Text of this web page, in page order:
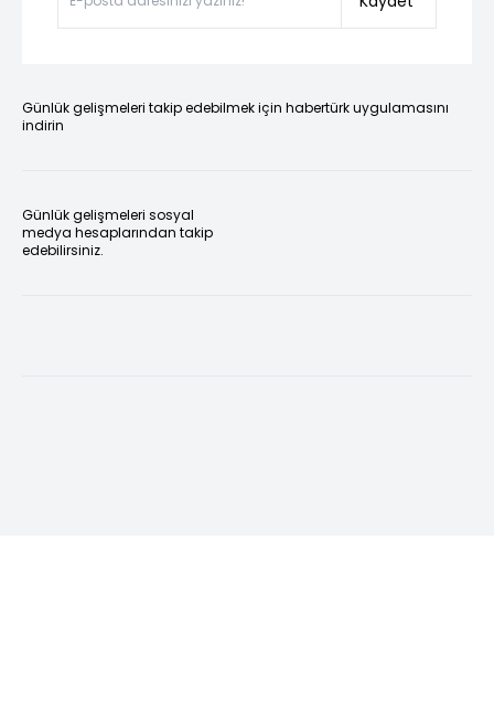
Günlük gelişmeleri takip edebilmek için habertürk uygulamasını
indirin
Günlük gelişmeleri sosyal
medya hesaplarından takip
edebilirsiniz.